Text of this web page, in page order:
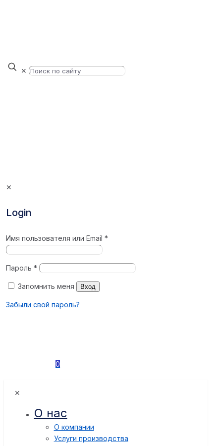
✕
✕
Login
Имя пользователя или Email*
Пароль*
Запомнить меня Вход
Забыли свой пароль?
0
✕
О нас
О компании
Услуги производства